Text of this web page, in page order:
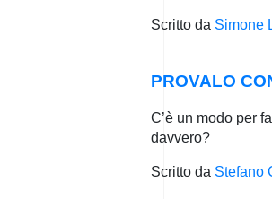
Scritto da Simone
PROVALO
C’è un modo per
davvero?
Scritto da Stefano